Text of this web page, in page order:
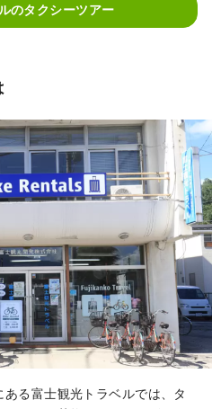
のタクシーツアー
る富士観光トラベルでは、タ